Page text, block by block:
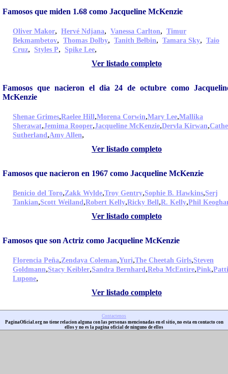
Famosos que miden 1.68 como Jacqueline McKenzie
Oliver Makor, Hervé Ndjana, Vanessa Carlton, Timur
Bekmambetov, Thomas Dolby, Tanith Belbin, Tamara Sky, Taio
Cruz, Styles P, Spike Lee,
Ver listado completo
Famosos que nacieron el dia 24 de octubre como
McKenzie
Shenae Grimes,Raelee Hill,Morena Corwin,Mary Lee,Mallika
Sherawat,Jemima Rooper,Jacqueline McKenzie,Dervla Kirwan,
Sutherland,Amy Allen,
Ver listado completo
Famosos que nacieron en 1967 como Jacqueline McKenzie
Benicio del Toro,Zakk Wylde,Troy Gentry,Sophie B. Hawkins,Serj
Tankian,Scott Weiland,Robert Kelly,Ricky Bell,R. Kelly,Phil
Ver listado completo
Famosos que son Actriz como Jacqueline McKenzie
Florencia Peña,Zendaya Coleman,Yuri,The Cheetah Girls,Steven
Goldmann,Stacy Keibler,Sandra Bernhard,Reba McEntire,Pink,Patti
Lupone,
Ver listado completo
Contactenos
PaginaOficial.org no tiene relacion alguna con las personas mencionadas en el sitio, no esta en contacto con
ellos y no es la pagina oficial de ninguno de ellos